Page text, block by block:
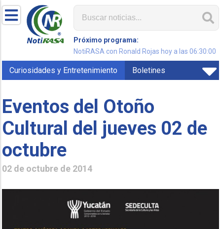
Próximo programa:
NotiRASA con Ronald Rojas hoy a las 06:30:00
Curiosidades y Entretenimiento Boletines
Eventos del Otoño
Cultural del jueves 02 de
octubre
02 de octubre de 2014